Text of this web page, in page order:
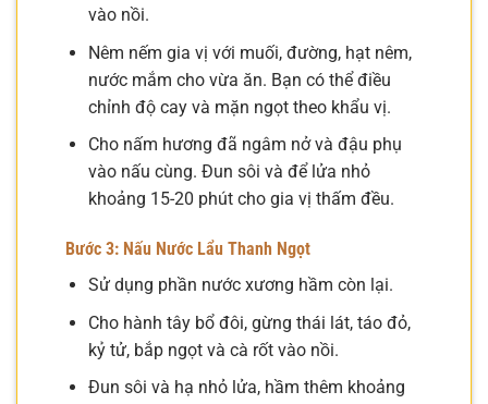
vào nồi.
Nêm nếm gia vị với muối, đường, hạt nêm,
nước mắm cho vừa ăn. Bạn có thể điều
chỉnh độ cay và mặn ngọt theo khẩu vị.
Cho nấm hương đã ngâm nở và đậu phụ
vào nấu cùng. Đun sôi và để lửa nhỏ
khoảng 15-20 phút cho gia vị thấm đều.
Bước 3: Nấu Nước Lẩu Thanh Ngọt
Sử dụng phần nước xương hầm còn lại.
Cho hành tây bổ đôi, gừng thái lát, táo đỏ,
kỷ tử, bắp ngọt và cà rốt vào nồi.
Đun sôi và hạ nhỏ lửa, hầm thêm khoảng